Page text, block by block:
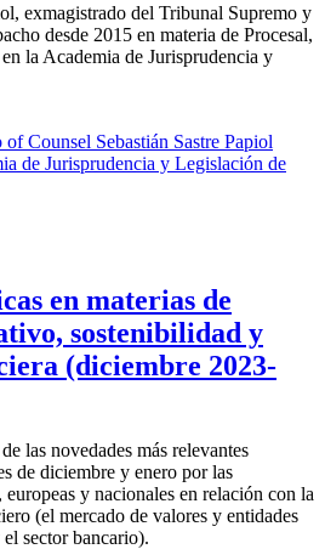
exmagistrado del Tribunal Supremo y
desde 2015 en materia de Procesal,
la Academia de Jurisprudencia y
of Counsel Sebastián Sastre Papiol
de Jurisprudencia y Legislación de
en materias de
sostenibilidad y
(diciembre 2023-
las novedades más relevantes
de diciembre y enero por las
y nacionales en relación con la
(el mercado de valores y entidades
sector bancario).